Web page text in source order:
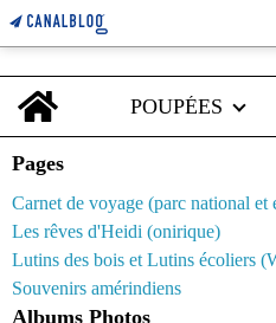
Home
POUPÉES
Pages
Carnet de voyage (parc national et
Les rêves d'Heidi (onirique)
Lutins des bois et Lutins écoliers
Souvenirs amérindiens
Albums Photos